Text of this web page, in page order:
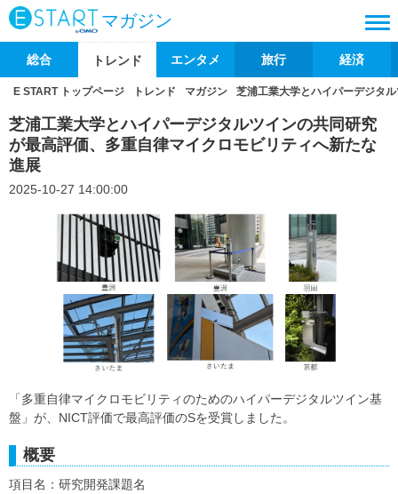
マガジン
総合 トレンド エンタメ 旅行 経済
E START トップページ トレンド マガジン 芝浦工業大学とハイパーデジタ
芝浦工業大学とハイパーデジタルツインの共同研究
が最高評価、多重自律マイクロモビリティへ新たな
進展
2025-10-27 14:00:00
「多重自律マイクロモビリティのためのハイパーデジタルツイン基
盤」が、NICT評価で最高評価のSを受賞しました。
概要
項目名：研究開発課題名